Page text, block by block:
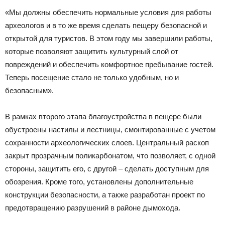
«Мы должны обеспечить нормальные условия для работы
археологов и в то же время сделать пещеру безопасной и
открытой для туристов. В этом году мы завершили работы,
которые позволяют защитить культурный слой от
повреждений и обеспечить комфортное пребывание гостей.
Теперь посещение стало не только удобным, но и
безопасным».
В рамках второго этапа благоустройства в пещере были
обустроены настилы и лестницы, смонтированные с учетом
сохранности археологических слоев. Центральный раскоп
закрыт прозрачным поликарбонатом, что позволяет, с одной
стороны, защитить его, с другой – сделать доступным для
обозрения. Кроме того, установлены дополнительные
конструкции безопасности, а также разработан проект по
предотвращению разрушений в районе дымохода.